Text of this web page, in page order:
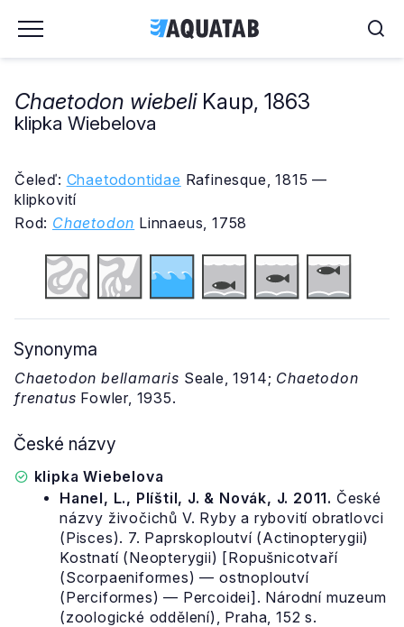
Chaetodon wiebeliKaup, 1863
klipka Wiebelova
Čeleď: Chaetodontidae Rafinesque, 1815 —
klipkovití
Rod: Chaetodon Linnaeus, 1758
Synonyma
Chaetodon bellamaris Seale, 1914; Chaetodon
frenatus Fowler, 1935.
České názvy
klipka Wiebelova
Hanel, L., Plíštil, J. & Novák, J. 2011. České
názvy živočichů V. Ryby a rybovití obratlovci
(Pisces). 7. Paprskoploutví (Actinopterygii)
Kostnatí (Neopterygii) [Ropušnicotvaří
(Scorpaeniformes) — ostnoploutví
(Perciformes) — Percoidei]. Národní muzeum
(zoologické oddělení), Praha, 152 s.